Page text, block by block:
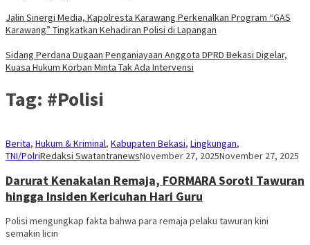
Jalin Sinergi Media, Kapolresta Karawang Perkenalkan Program “GAS
Karawang” Tingkatkan Kehadiran Polisi di Lapangan
Sidang Perdana Dugaan Penganiayaan Anggota DPRD Bekasi Digelar,
Kuasa Hukum Korban Minta Tak Ada Intervensi
Tag: #Polisi
Berita, Hukum & Kriminal, Kabupaten Bekasi, Lingkungan,
TNI/PolriRedaksi SwatantranewsNovember 27, 2025November 27, 2025
Darurat Kenakalan Remaja, FORMARA Soroti Tawuran
hingga Insiden Kericuhan Hari Guru
Polisi mengungkap fakta bahwa para remaja pelaku tawuran kini
semakin licin